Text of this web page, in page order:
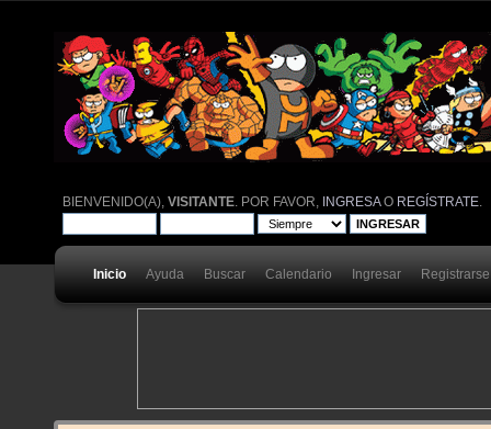
BIENVENIDO(A),VISITANTE . POR FAVOR, INGRESAO REGÍSTRATE
Inicio Ayuda Buscar Calendario Ingresar Registrarse